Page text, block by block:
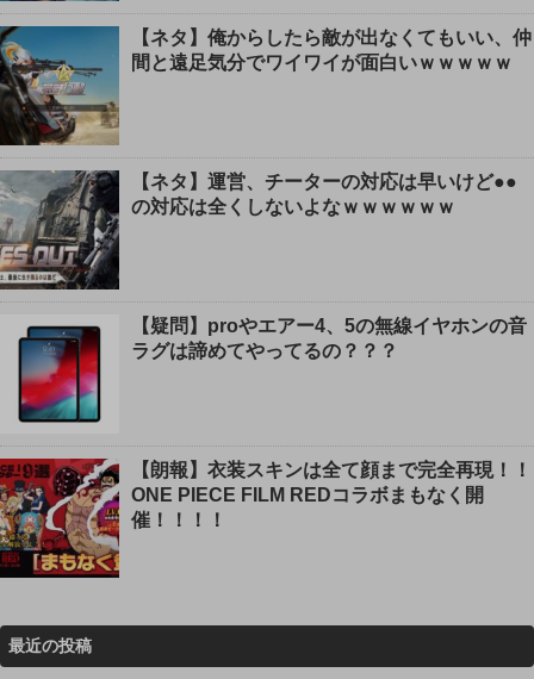
【ネタ】俺からしたら敵が出なくてもいい、仲
間と遠足気分でワイワイが面白いｗｗｗｗｗ
【ネタ】運営、チーターの対応は早いけど●●
の対応は全くしないよなｗｗｗｗｗｗ
【疑問】proやエアー4、5の無線イヤホンの音
ラグは諦めてやってるの？？？
【朗報】衣装スキンは全て顔まで完全再現！！
ONE PIECE FILM REDコラボまもなく開
催！！！！
最近の投稿